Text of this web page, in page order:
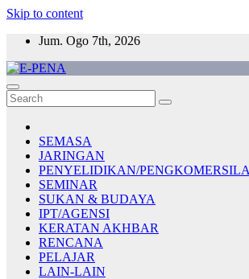
Skip to content
Jum. Ogo 7th, 2026
E-PENA
Berita Digital Terkini
SEMASA
JARINGAN
PENYELIDIKAN/
SEMINAR
SUKAN & BUDAYA
IPT/AGENSI
KERATAN AKHBAR
RENCANA
PELAJAR
LAIN-LAIN